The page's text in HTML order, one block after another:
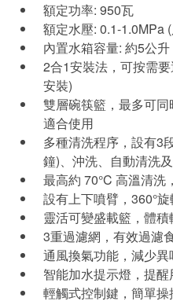
額定功率: 950瓦
額定水壓: 0.1-1.0MPa
內置水箱容量: 約5公升
2合1安裝法，可按需
安裝)
雙層碗筷籃，最多可
適合使用
多種清洗程序，設有3
鐘)、沖洗、自動清洗
最高約 70°C 高溫清
設有上下噴臂，360°
靈活可變盛載籃，體
3重過濾網，有效過濾
通風換氣功能，減少異
智能加水提示燈，提
輕觸式控制鍵，簡單